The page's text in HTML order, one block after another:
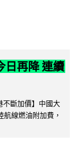
日再降 連續
不斷加價】中國大
線燃油附加費，